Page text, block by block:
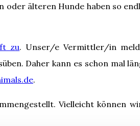
oder älteren Hunde haben so
zu. Unser/e Vermittler/in
Daher kann es schon mal
.
Vielleicht können